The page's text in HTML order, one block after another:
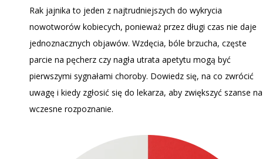
Rak jajnika to jeden z najtrudniejszych do wykrycia
nowotworów kobiecych, ponieważ przez długi czas nie daje
jednoznacznych objawów. Wzdęcia, bóle brzucha, częste
parcie na pęcherz czy nagła utrata apetytu mogą być
pierwszymi sygnałami choroby. Dowiedz się, na co zwrócić
uwagę i kiedy zgłosić się do lekarza, aby zwiększyć szanse na
wczesne rozpoznanie.